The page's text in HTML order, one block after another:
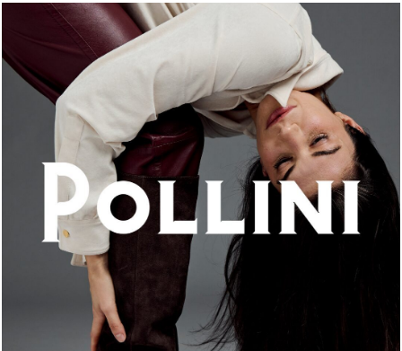
An ode to the house’s vibrant Italian roots, the new...